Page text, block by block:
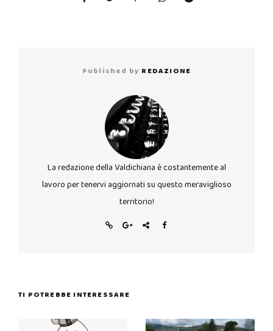
Published by REDAZIONE
La redazione della Valdichiana è costantemente al
lavoro per tenervi aggiornati su questo meraviglioso
territorio!
TI POTREBBE INTERESSARE